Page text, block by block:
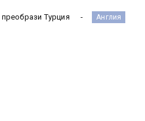
Англия Испания чака!